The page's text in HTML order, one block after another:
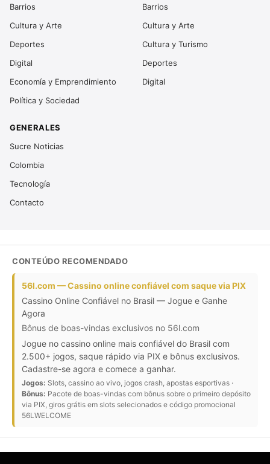
Barrios
Cultura y Arte
Deportes
Digital
Economía y Emprendimiento
Política y Sociedad
Barrios
Cultura y Arte
Cultura y Turismo
Deportes
Digital
GENERALES
Sucre Noticias
Colombia
Tecnología
Contacto
CONTEÚDO RECOMENDADO
56l.com — Cassino online confiável com saque via PIX
Cassino Online Confiável no Brasil — Jogue e Ganhe
Agora
Bônus de boas-vindas exclusivos no 56l.com
Jogue no cassino online mais confiável do Brasil com
2.500+ jogos, saque rápido via PIX e bônus exclusivos.
Cadastre-se agora e comece a ganhar.
Jogos: Slots, cassino ao vivo, jogos crash, apostas esportivas ·
Bônus: Pacote de boas-vindas com bônus sobre o primeiro depósito
via PIX, giros grátis em slots selecionados e código promocional
56LWELCOME